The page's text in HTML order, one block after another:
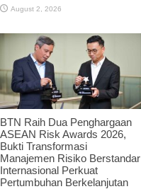
August 2, 2026
BTN Raih Dua Penghargaan
ASEAN Risk Awards 2026,
Bukti Transformasi
Manajemen Risiko Berstandar
Internasional Perkuat
Pertumbuhan Berkelanjutan